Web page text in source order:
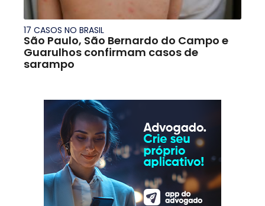
17 CASOS NO BRASIL
São Paulo, São Bernardo do Campo e
Guarulhos confirmam casos de
sarampo